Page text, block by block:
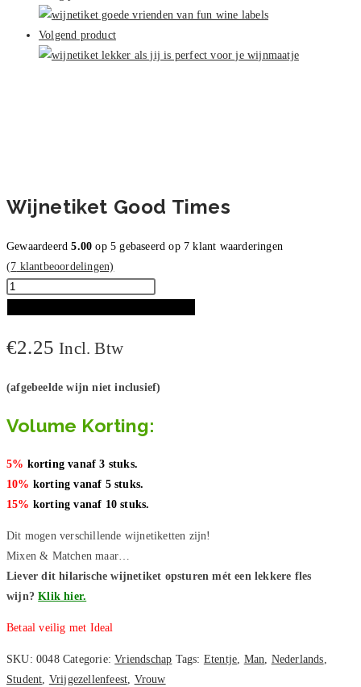
Volgend product
Wijnetiket Good Times
Gewaardeerd5.00 op 5 gebaseerd op 7 klant waarderingen
(7 klantbeoordelingen)
Wijnetiket
aantal
€2.25 Incl. Btw
(afgebeelde wijn niet inclusief)
Volume Korting:
5% korting vanaf 3 stuks.
10% korting vanaf 5 stuks.
15% korting vanaf 10 stuks.
Dit mogen verschillende wijnetiketten zijn!
Mixen & Matchen maar…
Liever dit hilarische wijnetiket opsturen mét een lekkere fles
wijn? Klik hier.
Betaal veilig met Ideal
SKU: 0048 Categorie:Vriendschap Tags: Etentje, Man, Nederlands,
Student, Vrijgezellenfeest, Vrouw